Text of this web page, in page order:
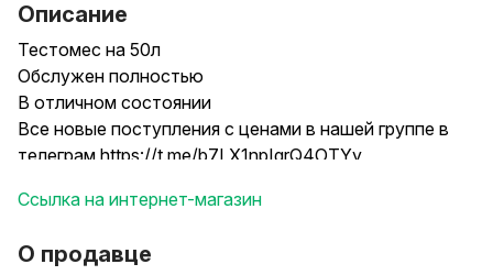
Описание
Тестомес на 50л
Обслужен полностью
В отличном состоянии
Все новые поступления с ценами в нашей группе в
телеграм https://t.me/b7LX1npIgrQ4OTYy
Ссылка на интернет-магазин
О продавце